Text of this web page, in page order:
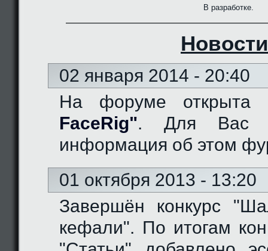
В разработке.
02 января 2014 - 20:40
На форуме
FaceRig". Для Вас
информация об этом
01 октября 2013 - 13:20
Завершён конкурс
кефали". По итогам